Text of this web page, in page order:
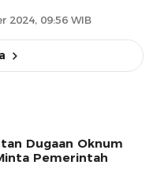
2024, 09:56 WIB
Dugaan Oknum
Pemerintah